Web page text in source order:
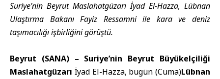
Suriye’nin Beyrut Maslahatgüzarı İyad El-Hazza, Lübnan
Ulaştırma Bakanı Fayiz Ressamni ile kara ve deniz
taşımacılığı işbirliğini görüştü.
Beyrut (SANA) – Suriye’nin Beyrut Büyükelçiliği
Maslahatgüzarı İyad El-Hazza, bugün (Cuma)Lübnan